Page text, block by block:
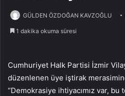
GÜLDEN ÖZDOĞAN KAVZOĞLU
1 dakika okuma süresi
Cumhuriyet Halk Partisi İzmir
düzenlenen üye iştirak
“Demokrasiye ihtiyacımız var,